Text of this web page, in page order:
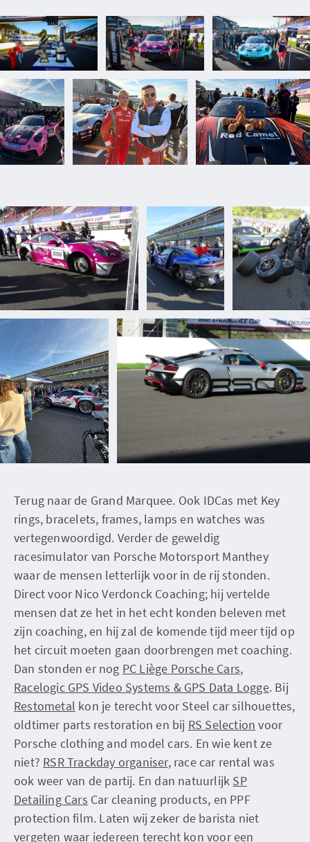
Terug naar de Grand Marquee. Ook IDCas met Key
rings, bracelets, frames, lamps en watches was
vertegenwoordigd. Verder de geweldig
racesimulator van Porsche Motorsport Manthey
waar de mensen letterlijk voor in de rij stonden.
Direct voor Nico Verdonck Coaching; hij vertelde
mensen dat ze het in het echt konden beleven met
zijn coaching, en hij zal de komende tijd meer tijd op
het circuit moeten gaan doorbrengen met coaching.
Dan stonden er nog PC Liège Porsche Cars,
Racelogic GPS Video Systems & GPS Data Logge. Bij
Restometal kon je terecht voor Steel car silhouettes,
oldtimer parts restoration en bij RS Selection voor
Porsche clothing and model cars. En wie kent ze
niet? RSR Trackday organiser, race car rental was
ook weer van de partij. En dan natuurlijk SP
Detailing Cars Car cleaning products, en PPF
protection film. Laten wij zeker de barista niet
vergeten waar iedereen terecht kon voor een